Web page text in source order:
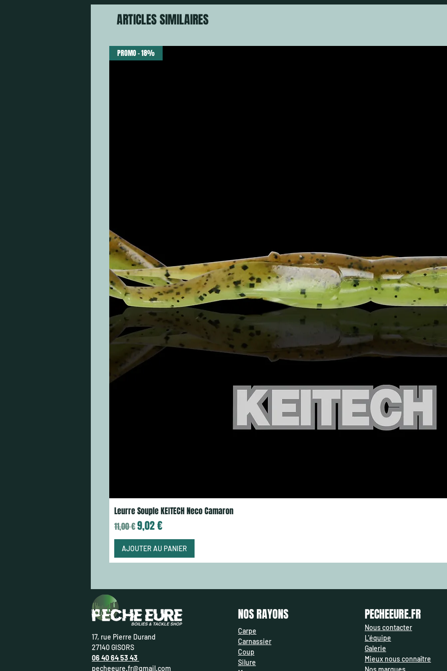
ARTICLES SIMILAIRES
PROMO - 18%
Leurre Souple KEITECH Neco Camaron
Prix original
11,00 €Prix promotionnel
9,02 €
AJOUTER AU PANIER
17, rue Pierre Durand
27140 GISORS
06 40 64 53 43
pecheeure.fr@gmail.com
NOS RAYONS
Carpe
Carnassier
Coup
Silure
PECHEEURE.FR
Nous contacter
L'équipe
Galerie
Mieux nous connaître